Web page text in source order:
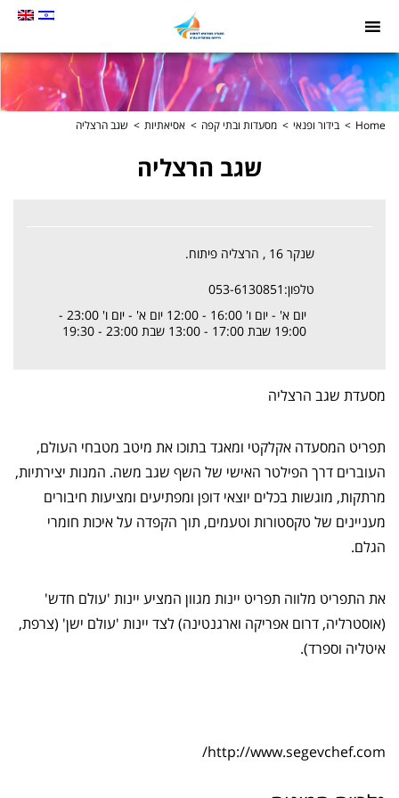
כקישור
לעמוד
הבית
Home בידור ופנאי מסעדות ובתי קפה אסיאתיות שגב הרצליה
שגב הרצליה
שנקר 16 , הרצליה פיתוח.
טלפון:053-6130851
יום א' - יום ו' 16:00 - 12:00 יום א' - יום ו' 23:00 -
19:00 שבת 17:00 - 13:00 שבת 23:00 - 19:30
מסעדת שגב הרצליה
תפריט המסעדה אקלקטי ומאגד בתוכו את מיטב מטבחי העולם,
העוברים דרך הפילטר האישי של השף שגב משה. המנות יצירתיות,
מרתקות, מוגשות בכלים יוצאי דופן ומפתיעים ומציעות חיבורים
מעניינים של טקסטורות וטעמים, תוך הקפדה על איכות חומרי
הגלם.
את התפריט מלווה תפריט יינות מגוון המציע יינות 'עולם חדש'
(אוסטרליה, דרום אפריקה וארגנטינה) לצד יינות 'עולם ישן' (צרפת,
איטליה וספרד).
http://www.segevchef.com/